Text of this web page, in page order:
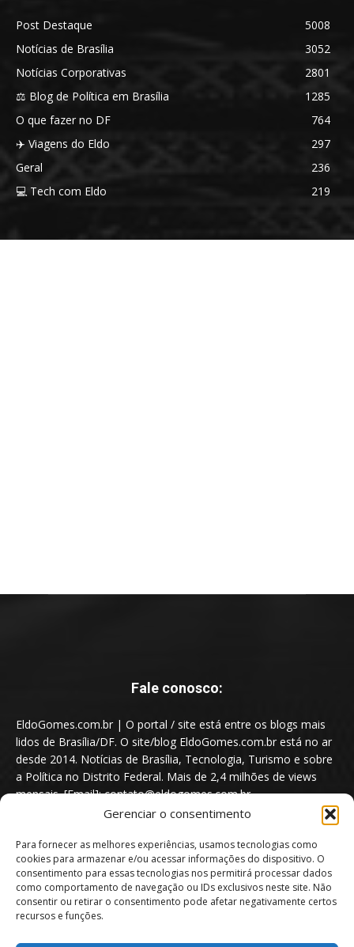
Gerenciar o consentimento
Para fornecer as melhores experiências, usamos tecnologias como
cookies para armazenar e/ou acessar informações do dispositivo. O
consentimento para essas tecnologias nos permitirá processar dados
como comportamento de navegação ou IDs exclusivos neste site. Não
consentir ou retirar o consentimento pode afetar negativamente certos
recursos e funções.
Post Destaque
5008
Notícias de Brasília
3052
Notícias Corporativas
2801
⚖️ Blog de Política em Brasília
1285
O que fazer no DF
764
✈️ Viagens do Eldo
297
Geral
236
💻 Tech com Eldo
219
Fale conosco:
EldoGomes.com.br | O portal / site está entre os blogs mais
lidos de Brasília/DF. O site/blog EldoGomes.com.br está no ar
desde 2014. Notícias de Brasília, Tecnologia, Turismo e sobre
a Política no Distrito Federal. Mais de 2,4 milhões de views
mensais. [Email]: contato@eldogomes.com.br